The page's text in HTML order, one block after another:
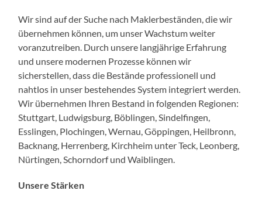
Wir sind auf der Suche nach Maklerbeständen, die wir
übernehmen können, um unser Wachstum weiter
voranzutreiben. Durch unsere langjährige Erfahrung
und unsere modernen Prozesse können wir
sicherstellen, dass die Bestände professionell und
nahtlos in unser bestehendes System integriert werden.
Wir übernehmen Ihren Bestand in folgenden Regionen:
Stuttgart, Ludwigsburg, Böblingen, Sindelfingen,
Esslingen, Plochingen, Wernau, Göppingen, Heilbronn,
Backnang, Herrenberg, Kirchheim unter Teck, Leonberg,
Nürtingen, Schorndorf und Waiblingen.
Unsere Stärken